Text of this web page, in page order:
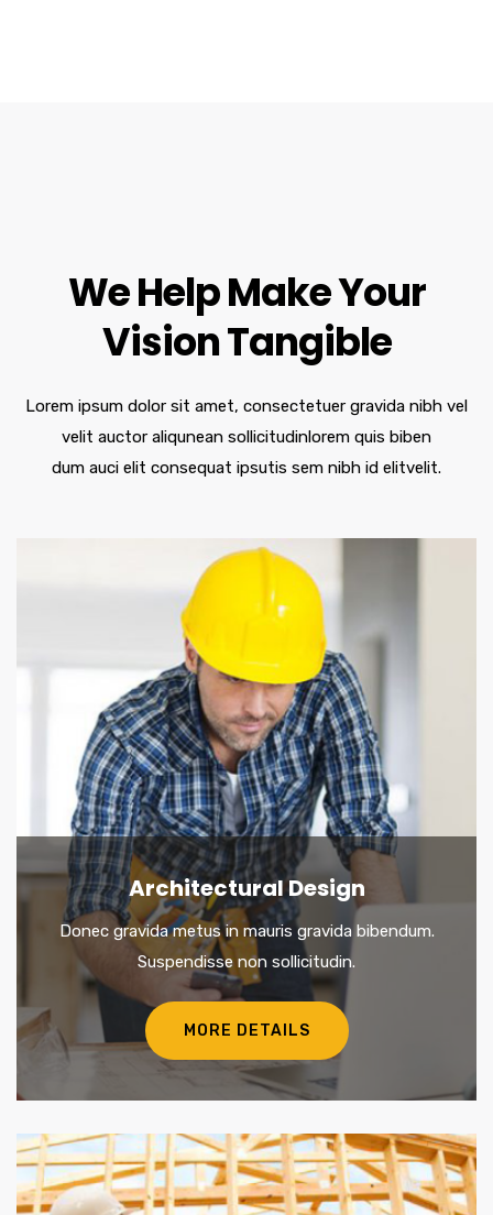
We Help Make Your
Vision Tangible
Lorem ipsum dolor sit amet, consectetuer gravida nibh vel
velit auctor aliqunean sollicitudinlorem quis biben
dum auci elit consequat ipsutis sem nibh id elitvelit.
Architectural Design
Donec gravida metus in mauris gravida bibendum.
Suspendisse non sollicitudin.
MORE DETAILS